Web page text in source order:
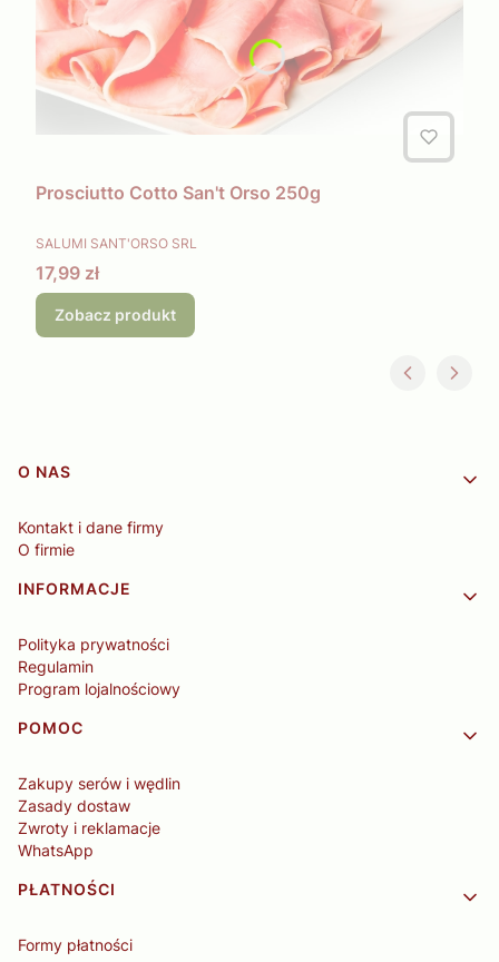
Prosciutto Cotto San't Orso 250g
PRODUCENT
SALUMI SANT'ORSO SRL
Cena
17,99 zł
Zobacz produkt
Linki w stopce
O NAS
Kontakt i dane firmy
O firmie
INFORMACJE
Polityka prywatności
Regulamin
Program lojalnościowy
POMOC
Zakupy serów i wędlin
Zasady dostaw
Zwroty i reklamacje
WhatsApp
PŁATNOŚCI
Formy płatności